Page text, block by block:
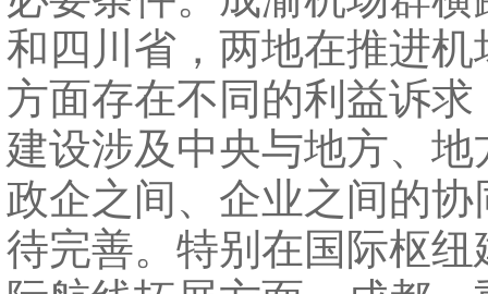
和四川省，两地在推进机
方面存在不同的利益诉求
建设涉及中央与地方、地
政企之间、企业之间的协
待完善。特别在国际枢纽